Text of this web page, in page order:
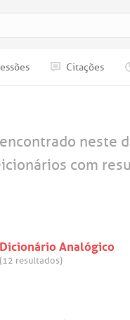
Citações
encontrado neste
com
Dicionário Analógico
(12 resultados)